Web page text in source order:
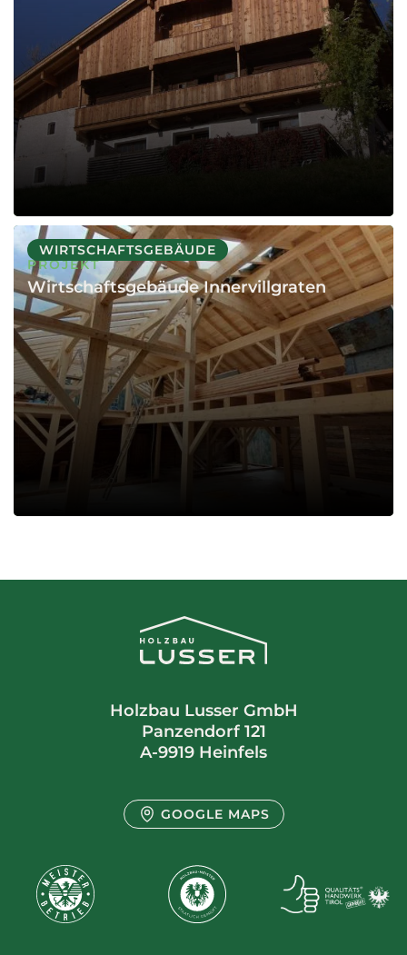
PROJEKT
Wirtschaftsgebäude Innervillgraten
WIRTSCHAFTSGEBÄUDE
Holzbau Lusser GmbH
Panzendorf 121
A-9919 Heinfels
GOOGLE MAPS